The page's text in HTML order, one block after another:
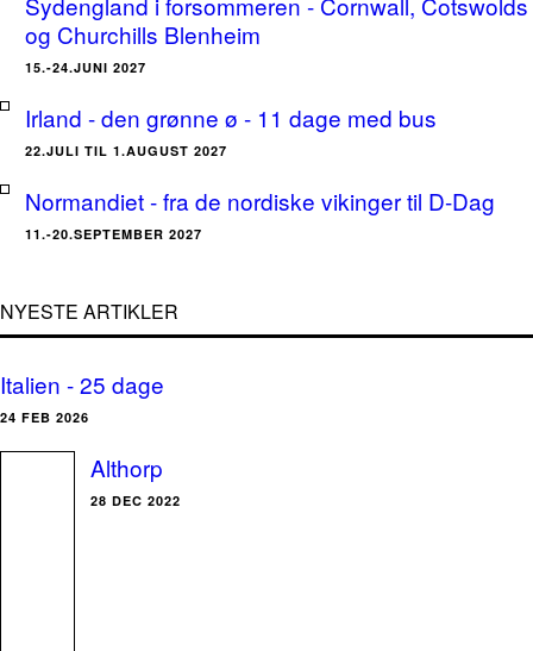
og Churchills Blenheim
15.-24.JUNI 2027
Irland - den grønne ø - 11 dage med bus
22.JULI TIL 1.AUGUST 2027
Normandiet - fra de nordiske vikinger til D-Dag
11.-20.SEPTEMBER 2027
NYESTE ARTIKLER
Italien - 25 dage
24 FEB 2026
Althorp
28 DEC 2022